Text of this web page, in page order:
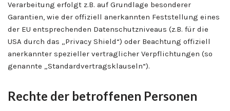
Verarbeitung erfolgt z.B. auf Grundlage besonderer
Garantien, wie der offiziell anerkannten Feststellung eines
der EU entsprechenden Datenschutzniveaus (z.B. für die
USA durch das „Privacy Shield“) oder Beachtung offiziell
anerkannter spezieller vertraglicher Verpflichtungen (so
genannte „Standardvertragsklauseln“).
Rechte der betroffenen Personen